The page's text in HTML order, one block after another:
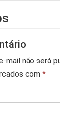
mail não será
com *